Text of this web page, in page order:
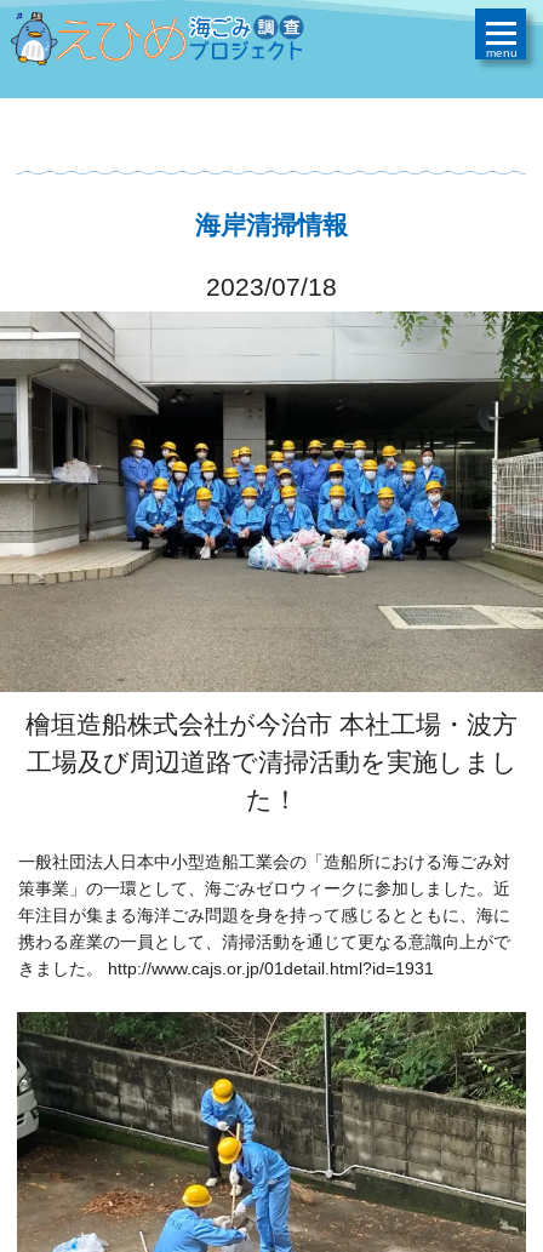
海岸清掃情報
2023/07/18
檜垣造船株式会社が今治市 本社工場・波方
工場及び周辺道路で清掃活動を実施しまし
た！
一般社団法人日本中小型造船工業会の「造船所における海ごみ対
策事業」の一環として、海ごみゼロウィークに参加しました。近
年注目が集まる海洋ごみ問題を身を持って感じるとともに、海に
携わる産業の一員として、清掃活動を通じて更なる意識向上がで
きました。 http://www.cajs.or.jp/01detail.html?id=1931